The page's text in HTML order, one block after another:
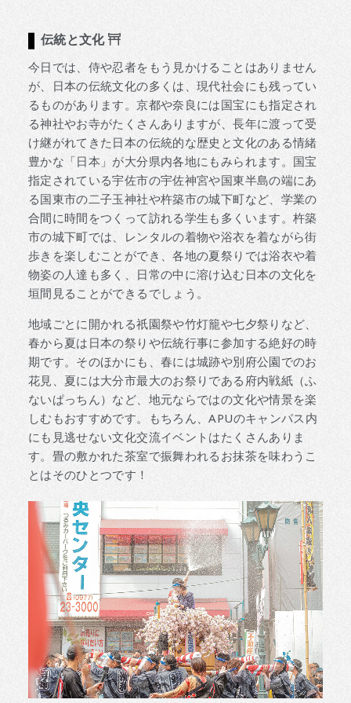
伝統と文化
今日では、侍や忍者をもう見かけることはありません
が、日本の伝統文化の多くは、現代社会にも残ってい
るものがあります。京都や奈良には国宝にも指定され
る神社やお寺がたくさんありますが、長年に渡って受
け継がれてきた日本の伝統的な歴史と文化のある情緒
豊かな「日本」が大分県内各地にもみられます。国宝
指定されている宇佐市の宇佐神宮や国東半島の端にあ
る国東市の二子玉神社や杵築市の城下町など、学業の
合間に時間をつくって訪れる学生も多くいます。杵築
市の城下町では、レンタルの着物や浴衣を着ながら街
歩きを楽しむことができ、各地の夏祭りでは浴衣や着
物姿の人達も多く、日常の中に溶け込む日本の文化を
垣間見ることができるでしょう。
地域ごとに開かれる祇園祭や竹灯籠や七夕祭りなど、
春から夏は日本の祭りや伝統行事に参加する絶好の時
期です。そのほかにも、春には城跡や別府公園でのお
花見、夏には大分市最大のお祭りである府内戦紙（ふ
ないぱっちん）など、地元ならではの文化や情景を楽
しむもおすすめです。もちろん、APUのキャンパス内
にも見逃せない文化交流イベントはたくさんありま
す。畳の敷かれた茶室で振舞われるお抹茶を味わうこ
とはそのひとつです！